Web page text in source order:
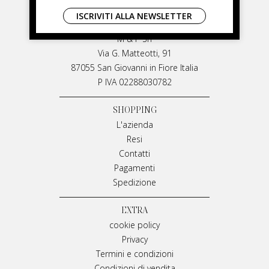
LIVIANA MIRARCHI
M & P Srl
Via G. Matteotti, 91
87055 San Giovanni in Fiore Italia
P IVA 02288030782
SHOPPING
L'azienda
Resi
Contatti
Pagamenti
Spedizione
EXTRA
cookie policy
Privacy
Termini e condizioni
ISCRIVITI ALLA NEWSLETTER